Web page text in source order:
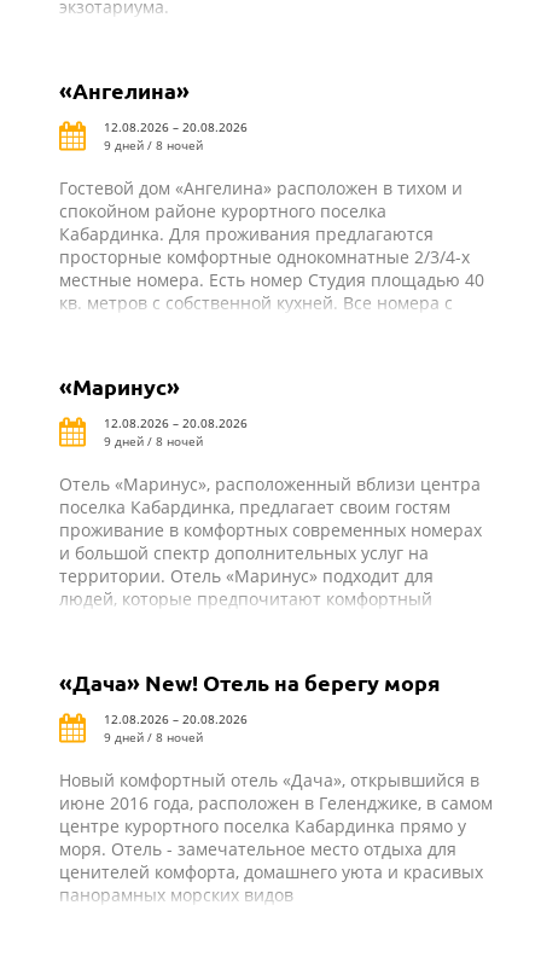
экзотариума.
«Ангелина»
12.08.2026 – 20.08.2026
9 дней / 8 ночей
Гостевой дом «Ангелина» расположен в тихом и
спокойном районе курортного поселка
Кабардинка. Для проживания предлагаются
просторные комфортные однокомнатные 2/3/4-х
местные номера. Есть номер Студия площадью 40
кв. метров с собственной кухней. Все номера с
Для удобства в гостевом доме имеется кухня для
самостоятельного приготовления пищи со всем
необходимым оборудованием и закрытый
«Маринус»
12.08.2026 – 20.08.2026
9 дней / 8 ночей
Отель «Маринус», расположенный вблизи центра
поселка Кабардинка, предлагает своим гостям
проживание в комфортных современных номерах
и большой спектр дополнительных услуг на
территории. Отель «Маринус» подходит для
людей, которые предпочитают комфортный
«Дача» New! Отель на берегу моря
12.08.2026 – 20.08.2026
9 дней / 8 ночей
Новый комфортный отель «Дача», открывшийся в
июне 2016 года, расположен в Геленджике, в самом
центре курортного поселка Кабардинка прямо у
моря. Отель - замечательное место отдыха для
ценителей комфорта, домашнего уюта и красивых
панорамных морских видов